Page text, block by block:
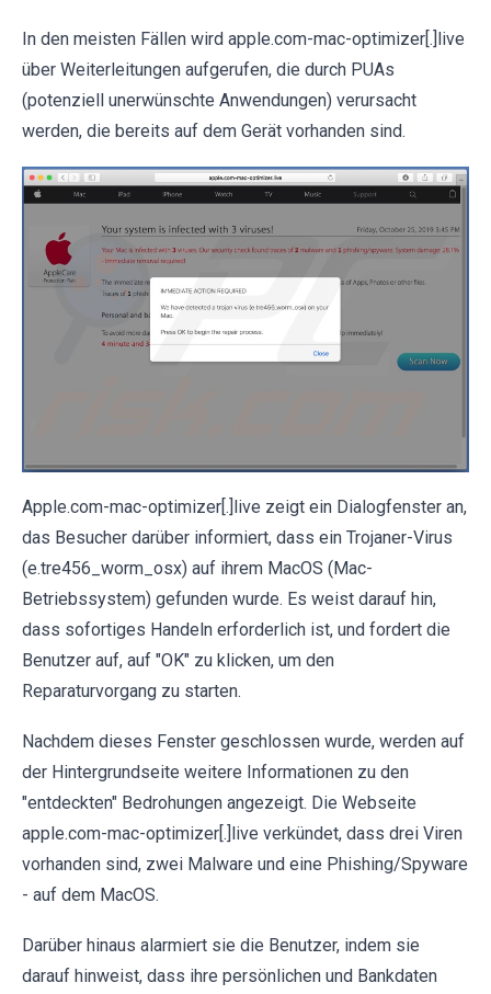
In den meisten Fällen wird apple.com-mac-optimizer[.]live
über Weiterleitungen aufgerufen, die durch PUAs
(potenziell unerwünschte Anwendungen) verursacht
werden, die bereits auf dem Gerät vorhanden sind.
Apple.com-mac-optimizer[.]live zeigt ein Dialogfenster an,
das Besucher darüber informiert, dass ein Trojaner-Virus
(e.tre456_worm_osx) auf ihrem MacOS (Mac-
Betriebssystem) gefunden wurde. Es weist darauf hin,
dass sofortiges Handeln erforderlich ist, und fordert die
Benutzer auf, auf "OK" zu klicken, um den
Reparaturvorgang zu starten.
Nachdem dieses Fenster geschlossen wurde, werden auf
der Hintergrundseite weitere Informationen zu den
"entdeckten" Bedrohungen angezeigt. Die Webseite
apple.com-mac-optimizer[.]live verkündet, dass drei Viren
vorhanden sind, zwei Malware und eine Phishing/Spyware
- auf dem MacOS.
Darüber hinaus alarmiert sie die Benutzer, indem sie
darauf hinweist, dass ihre persönlichen und Bankdaten